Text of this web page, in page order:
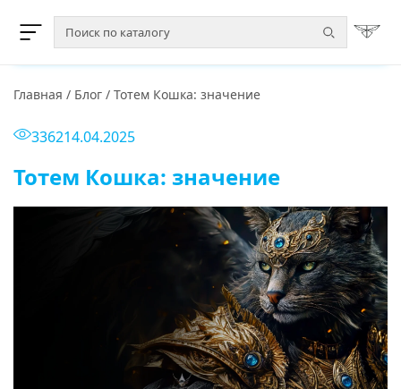
Главная / Блог / Тотем Кошка: значение
336214.04.2025
Тотем Кошка: значение